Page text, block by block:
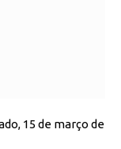
15 de março de